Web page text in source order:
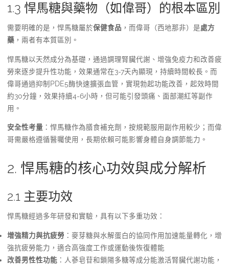
1.3 悍馬糖與藥物（如偉哥）的根本區別
需要明確的是，悍馬糖屬於保健食品 ，而偉哥（西地那非）是處方
藥，兩者有本質區別。
悍馬糖以天然成分為基礎，通過調理腎臟代謝、增強免疫力和改善疲
勞來逐步提升性功能，效果通常在3-7天內顯現，持續時間較長。而
偉哥通過抑制PDE5酶快速擴張血管，實現勃起功能改善，起效時間
約30分鐘，效果持續4-6小時，但可能引發頭痛、面部潮紅等副作
用。
安全性考量：悍馬糖作為膳食補充劑，按規範服用副作用較少；而偉
哥需嚴格遵循醫囑使用，長期依賴可能影響身體自身調節能力。
2. 悍馬糖的核心功效與成分解析
2.1 主要功效
悍馬糖經過多年研發和實驗，具有以下多重功效：
增強精力與抗疲勞 ：麥芽糖與水解蛋白的協同作用加速能量轉化，增
強抗疲勞能力，適合高強度工作或運動後恢復體能
改善男性性功能：人蔘皂苷和鎖陽多糖等成分能激活腎臟代謝功能，